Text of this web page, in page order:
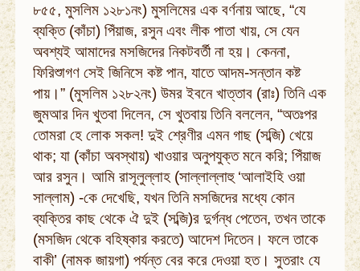
৮৫৫, মুসলিম ১২৮১নং) মুসলিমের এক বর্ণনায় আছে, “যে
ব্যক্তি (কাঁচা) পিঁয়াজ, রসুন এবং লীক পাতা খায়, সে যেন
অবশ্যই আমাদের মসজিদের নিকটবর্তী না হয়। কেননা,
ফিরিশুাগণ সেই জিনিসে কষ্ট পান, যাতে আদম-সন্তান কষ্ট
পায়।” (মুসলিম ১২৮২নং) উমর ইবনে খাত্তাব (রাঃ) তিনি এক
জুমআর দিন খুতবা দিলেন, সে খুতবায় তিনি বললেন, “অতঃপর
তোমরা হে লোক সকল! দুই শ্রেণীর এমন গাছ (সব্জি) খেয়ে
থাক; যা (কাঁচা অবস্থায়) খাওয়ার অনুপযুক্ত মনে করি; পিঁয়াজ
আর রসুন। আমি রাসূলুল্লাহ (সাল্লাল্লাহু ‘আলাইহি ওয়া
সাল্লাম) -কে দেখেছি, যখন তিনি মসজিদের মধ্যে কোন
ব্যক্তির কাছ থেকে ঐ দুই (সব্জি)র দুর্গন্ধ পেতেন, তখন তাকে
(মসজিদ থেকে বহিষ্কার করতে) আদেশ দিতেন। ফলে তাকে
বাকী’ (নামক জায়গা) পর্যন্ত বের করে দেওয়া হত। সুতরাং যে